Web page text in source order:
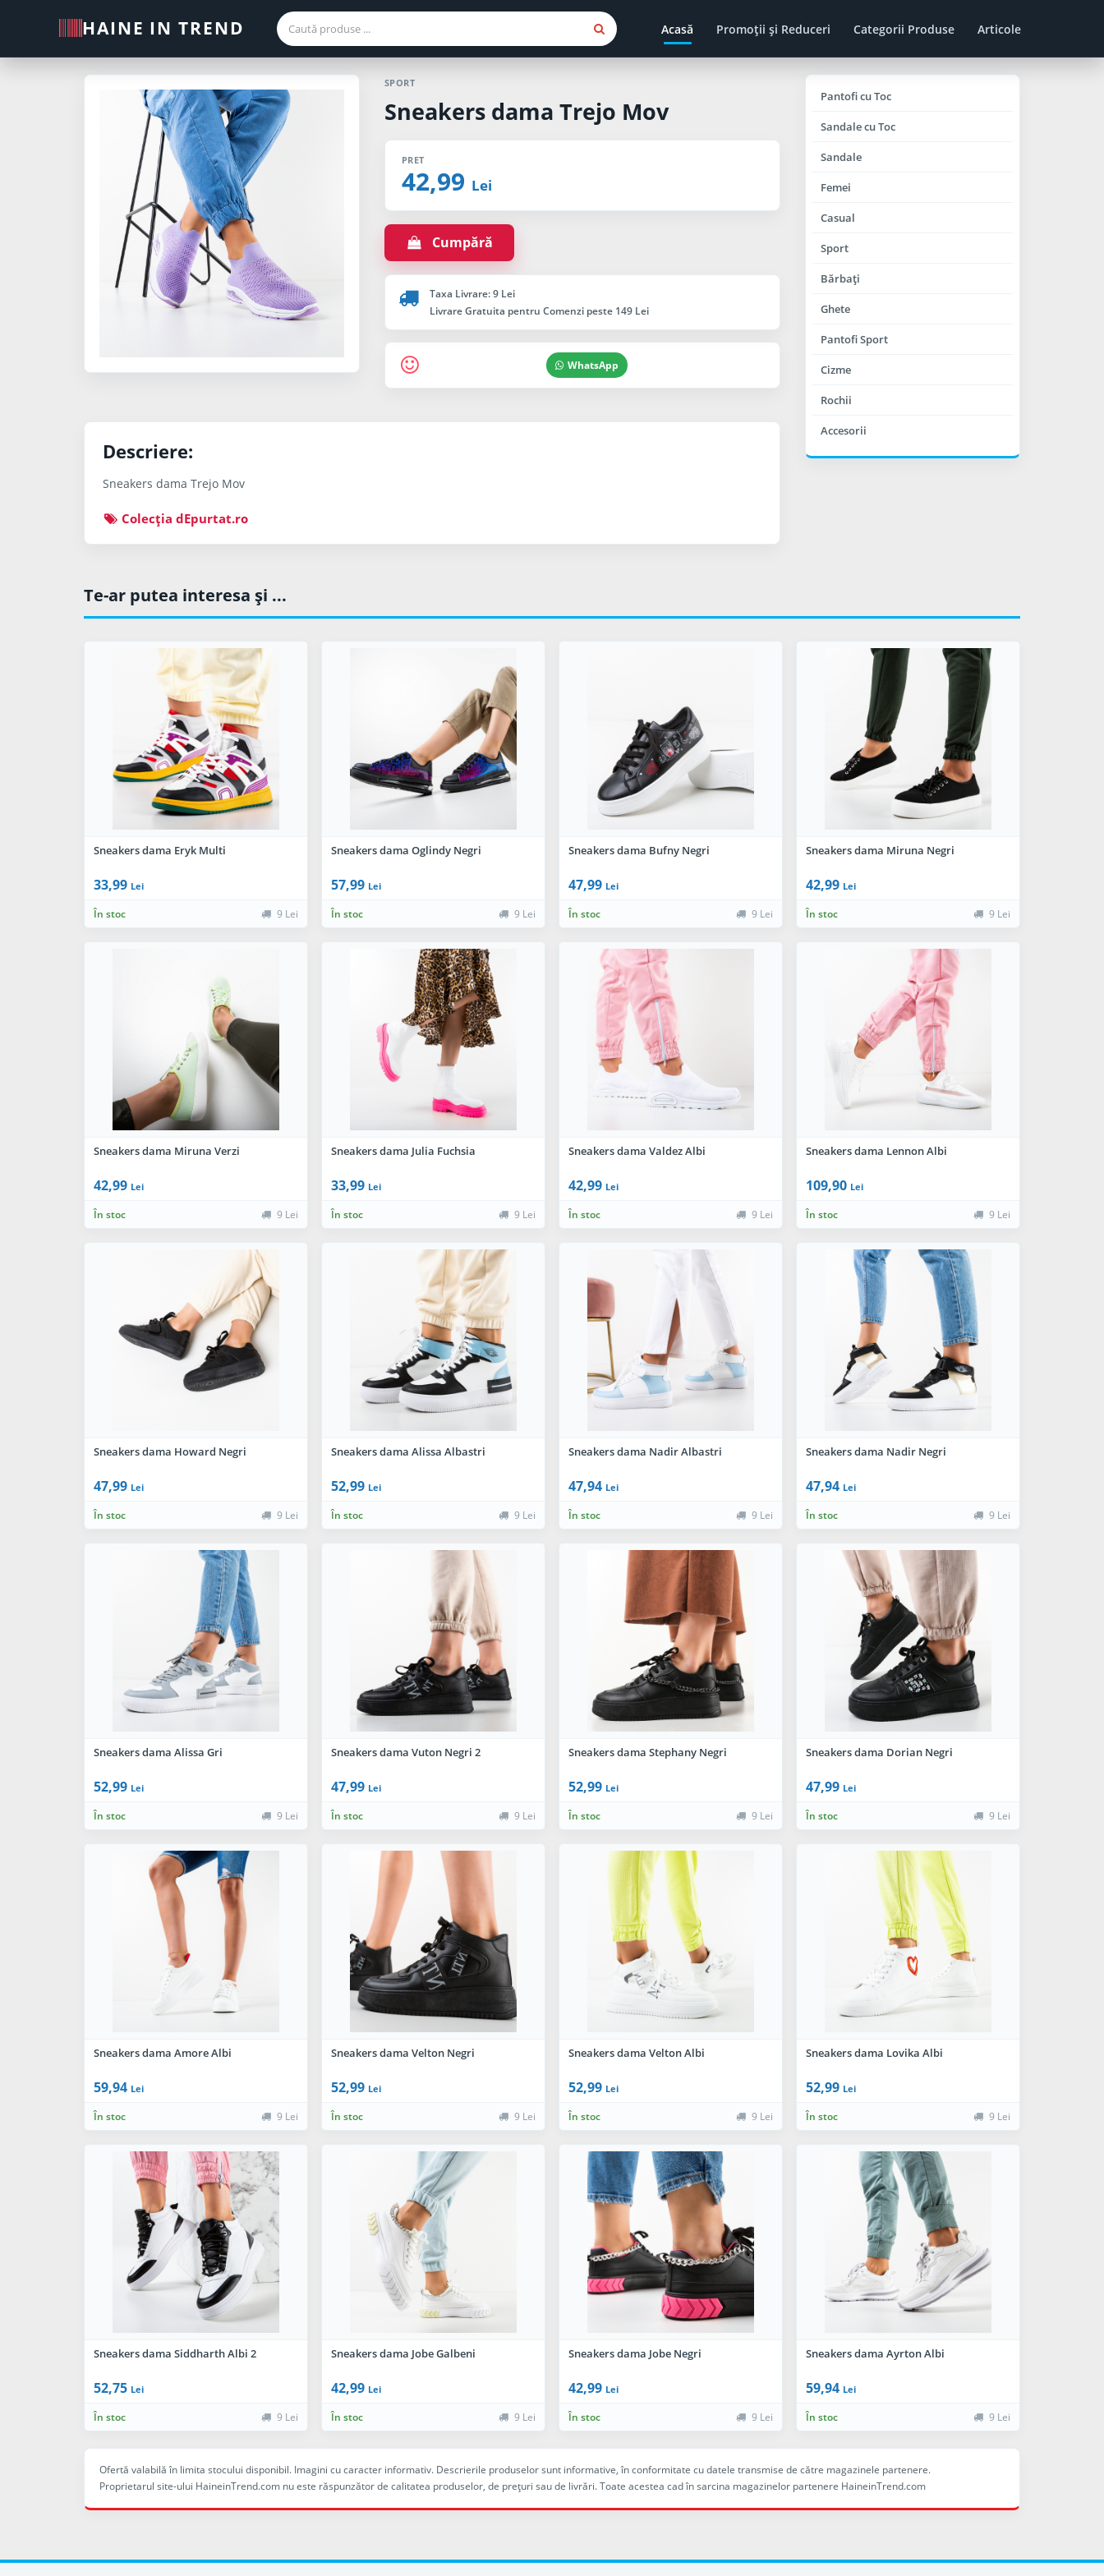
HAINE IN TREND Acasă Promoţii şi Reduceri Categorii Produse Articole
SPORT
Sneakers dama Trejo Mov
PRET
42,99 Lei
Cumpără
Taxa Livrare: 9 Lei
Livrare Gratuita pentru Comenzi peste 149 Lei
WhatsApp
Descriere:
Sneakers dama Trejo Mov
Colecţia dEpurtat.ro
Pantofi cu Toc
Sandale cu Toc
Sandale
Femei
Casual
Sport
Bărbaţi
Ghete
Pantofi Sport
Cizme
Rochii
Accesorii
Te-ar putea interesa şi ...
Sneakers dama Eryk Multi
33,99 Lei
În stoc 9 Lei
Sneakers dama Oglindy Negri
57,99 Lei
În stoc 9 Lei
Sneakers dama Bufny Negri
47,99 Lei
În stoc 9 Lei
Sneakers dama Miruna Negri
42,99 Lei
În stoc 9 Lei
Sneakers dama Miruna Verzi
42,99 Lei
În stoc 9 Lei
Sneakers dama Julia Fuchsia
33,99 Lei
În stoc 9 Lei
Sneakers dama Valdez Albi
42,99 Lei
În stoc 9 Lei
Sneakers dama Lennon Albi
109,90 Lei
În stoc 9 Lei
Sneakers dama Howard Negri
47,99 Lei
În stoc 9 Lei
Sneakers dama Alissa Albastri
52,99 Lei
În stoc 9 Lei
Sneakers dama Nadir Albastri
47,94 Lei
În stoc 9 Lei
Sneakers dama Nadir Negri
47,94 Lei
În stoc 9 Lei
Sneakers dama Alissa Gri
52,99 Lei
În stoc 9 Lei
Sneakers dama Vuton Negri 2
47,99 Lei
În stoc 9 Lei
Sneakers dama Stephany Negri
52,99 Lei
În stoc 9 Lei
Sneakers dama Dorian Negri
47,99 Lei
În stoc 9 Lei
Sneakers dama Amore Albi
59,94 Lei
În stoc 9 Lei
Sneakers dama Velton Negri
52,99 Lei
În stoc 9 Lei
Sneakers dama Velton Albi
52,99 Lei
În stoc 9 Lei
Sneakers dama Lovika Albi
52,99 Lei
În stoc 9 Lei
Sneakers dama Siddharth Albi 2
52,75 Lei
În stoc 9 Lei
Sneakers dama Jobe Galbeni
42,99 Lei
În stoc 9 Lei
Sneakers dama Jobe Negri
42,99 Lei
În stoc 9 Lei
Sneakers dama Ayrton Albi
59,94 Lei
În stoc 9 Lei
Ofertă valabilă în limita stocului disponibil. Imagini cu caracter informativ. Descrierile produselor sunt informative, în conformitate cu datele transmise de către magazinele partenere.
Proprietarul site-ului HaineinTrend.com nu este răspunzător de calitatea produselor, de preţuri sau de livrări. Toate acestea cad în sarcina magazinelor partenere HaineinTrend.com